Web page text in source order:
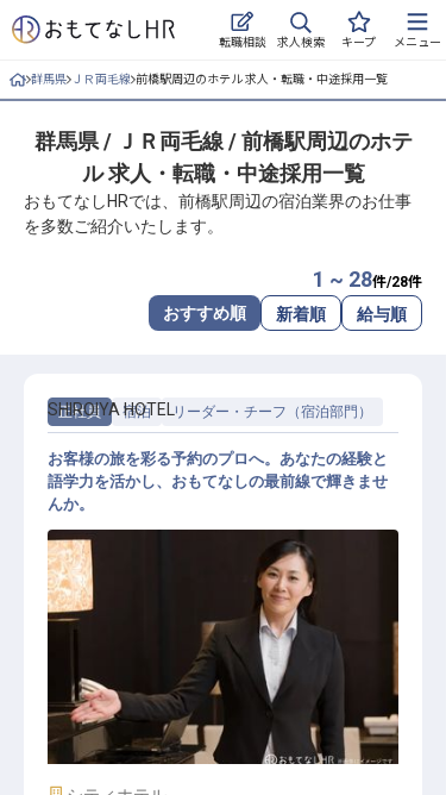
転職相談 求人検索 キープ メニュー
ログイン
求人・施設を探す
キープした求人
おもてなしHRについて
よくある質問
ホテル・宿泊業界情報コラム
転職サポートに申し込む
採用をお考えの企業様へ
群馬県 ＪＲ両毛線 前橋駅周辺のホテル 求人・転職・中途採用一覧
群馬県 / ＪＲ両毛線 / 前橋駅周辺のホテ
ル 求人・転職・中途採用一覧
おもてなしHRでは、前橋駅周辺の宿泊業界のお仕事
を多数ご紹介いたします。
1 ~ 28件/28件
おすすめ順 新着順 給与順
正社員 宿泊 リーダー・チーフ（宿泊部門）
リザベーションスーパーバイザー
SHIROIYA HOTEL
お客様の旅を彩る予約のプロへ。あなたの経験と
語学力を活かし、おもてなしの最前線で輝きませ
んか。